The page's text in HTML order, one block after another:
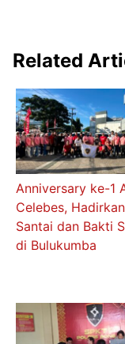
Related
Anniversary ke-1
Celebes,
Santai dan Bakti
di Bulukumba